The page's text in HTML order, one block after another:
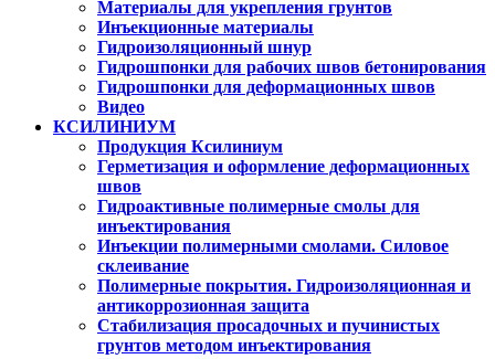
Материалы для укрепления грунтов
Инъекционные материалы
Гидроизоляционный шнур
Гидрошпонки для рабочих швов бетонирования
Гидрошпонки для деформационных швов
Видео
КСИЛИНИУМ
Продукция Ксилиниум
Герметизация и оформление деформационных
швов
Гидроактивные полимерные смолы для
инъектирования
Инъекции полимерными смолами. Силовое
склеивание
Полимерные покрытия. Гидроизоляционная и
антикоррозионная защита
Стабилизация просадочных и пучинистых
грунтов методом инъектирования